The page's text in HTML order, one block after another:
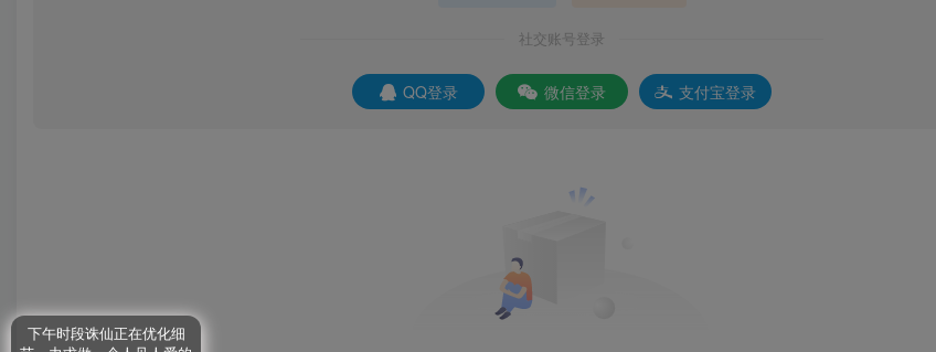
社交账号登录
QQ登录 微信登录 支付宝登录